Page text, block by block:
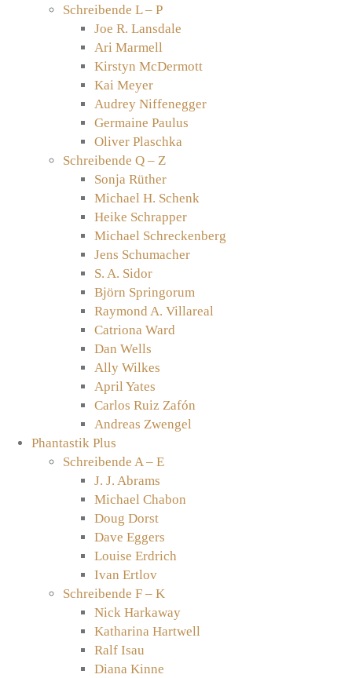
Schreibende L – P
Joe R. Lansdale
Ari Marmell
Kirstyn McDermott
Kai Meyer
Audrey Niffenegger
Germaine Paulus
Oliver Plaschka
Schreibende Q – Z
Sonja Rüther
Michael H. Schenk
Heike Schrapper
Michael Schreckenberg
Jens Schumacher
S. A. Sidor
Björn Springorum
Raymond A. Villareal
Catriona Ward
Dan Wells
Ally Wilkes
April Yates
Carlos Ruiz Zafón
Andreas Zwengel
Phantastik Plus
Schreibende A – E
J. J. Abrams
Michael Chabon
Doug Dorst
Dave Eggers
Louise Erdrich
Ivan Ertlov
Schreibende F – K
Nick Harkaway
Katharina Hartwell
Ralf Isau
Diana Kinne